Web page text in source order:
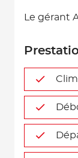
Le gérant